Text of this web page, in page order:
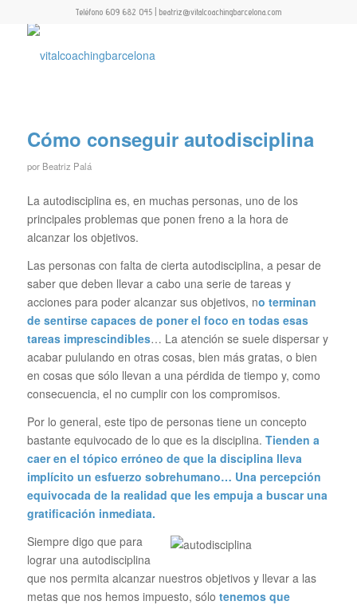
Teléfono 609 682 045 | beatriz@vitalcoachingbarcelona.com
Cómo conseguir autodisciplina
por Beatriz Palá
La autodisciplina es, en muchas personas, uno de los
principales problemas que ponen freno a la hora de
alcanzar los objetivos.
Las personas con falta de cierta autodisciplina, a pesar de
saber que deben llevar a cabo una serie de tareas y
acciones para poder alcanzar sus objetivos, no terminan
de sentirse capaces de poner el foco en todas esas
tareas imprescindibles… La atención se suele dispersar y
acabar pululando en otras cosas, bien más gratas, o bien
en cosas que sólo llevan a una pérdida de tiempo y, como
consecuencia, el no cumplir con los compromisos.
Por lo general, este tipo de personas tiene un concepto
bastante equivocado de lo que es la disciplina. Tienden a
caer en el tópico erróneo de que la disciplina lleva
implícito un esfuerzo sobrehumano… Una percepción
equivocada de la realidad que les empuja a buscar una
gratificación inmediata.
Siempre digo que para
lograr una autodisciplina
que nos permita alcanzar nuestros objetivos y llevar a las
metas que nos hemos impuesto, sólo tenemos que